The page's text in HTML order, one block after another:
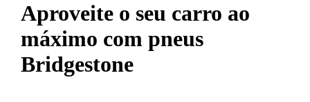
Aproveite o seu carro ao
máximo com pneus
Bridgestone